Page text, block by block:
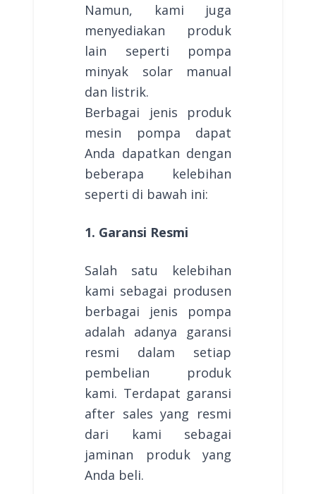
Namun, kami juga
menyediakan produk
lain seperti pompa
minyak solar manual
dan listrik.
Berbagai jenis produk
mesin pompa dapat
Anda dapatkan dengan
beberapa kelebihan
seperti di bawah ini:
1. Garansi Resmi
Salah satu kelebihan
kami sebagai produsen
berbagai jenis pompa
adalah adanya garansi
resmi dalam setiap
pembelian produk
kami. Terdapat garansi
after sales yang resmi
dari kami sebagai
jaminan produk yang
Anda beli.